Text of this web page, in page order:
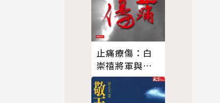
止痛療傷：白
崇禧將軍與二
二八